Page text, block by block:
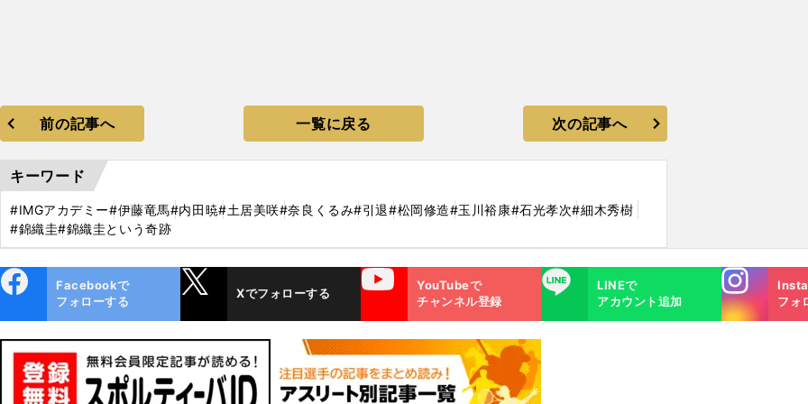
前の記事へ 一覧に戻る 次の記事へ
キーワード
#IMGアカデミー#伊藤竜馬#内田暁#土居美咲#奈良くるみ#引退#松岡修造#玉川裕康#石光孝次#細木秀樹
#錦織圭#錦織圭という奇跡
ok
Facebookで
フォローする
Xでフォローする
YouTube
YouTubeで
チャンネル登録
LINE
LINEで
アカウント追加
Instagra
m
フォ